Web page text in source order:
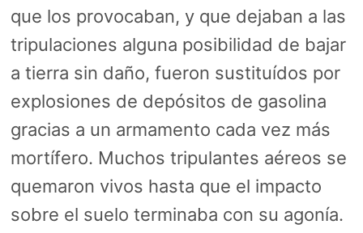
que los provocaban, y que dejaban a las
tripulaciones alguna posibilidad de bajar
a tierra sin daño, fueron sustituídos por
explosiones de depósitos de gasolina
gracias a un armamento cada vez más
mortífero. Muchos tripulantes aéreos se
quemaron vivos hasta que el impacto
sobre el suelo terminaba con su agonía.